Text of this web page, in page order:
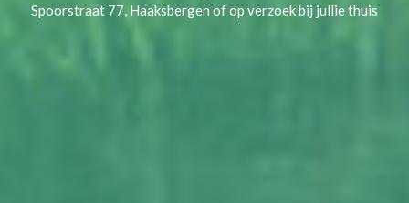
Spoorstraat 77, Haaksbergen of op verzoek bij jullie thuis